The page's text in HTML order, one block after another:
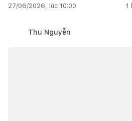
27/06/2026, lúc 10:00 1
Thu Nguyễn